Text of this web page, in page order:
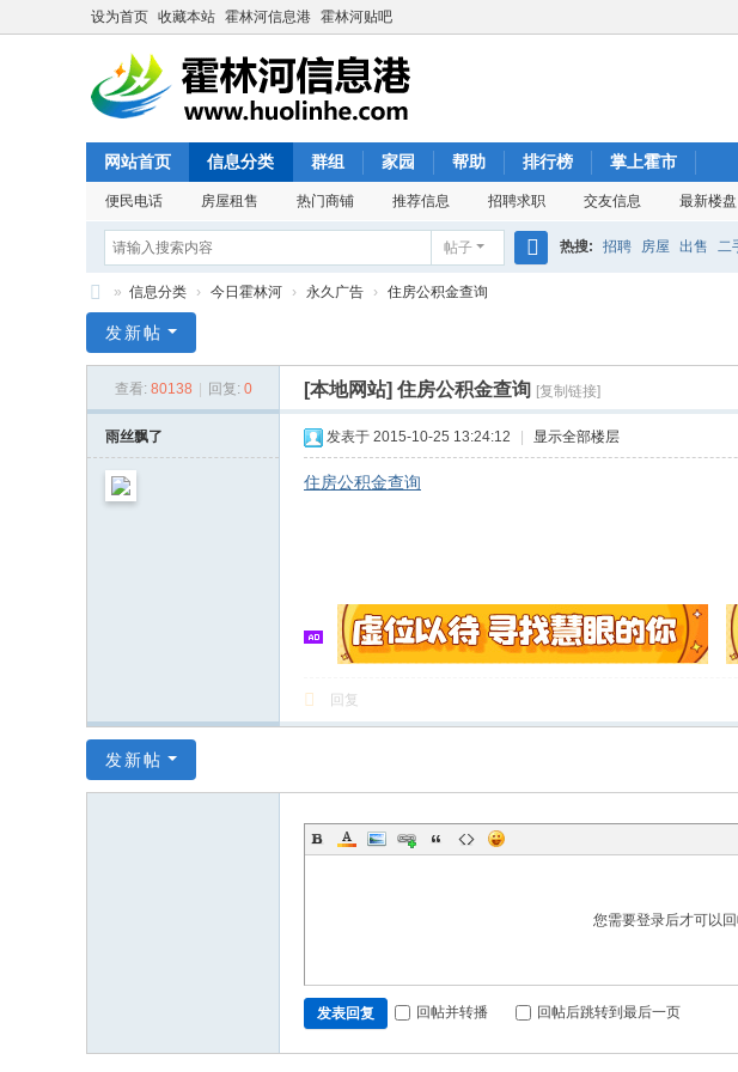
设为首页 收藏本站 霍林河信息港 霍林河贴吧
网站首页 信息分类 群组 家园 帮助 排行榜 掌上霍市
便民电话 房屋租售 热门商铺 推荐信息 招聘求职 交友信息 最新楼盘
帖子 热搜: 招聘 房屋 出售 二
林
» 信息分类 › 今日霍林河 › 永久广告 › 住房公积金查询
发新帖
查看: 80138 回复: 0 [本地网站] 住房公积金查询 [复制链接]
雨丝飘了 发表于 2015-10-25 13:24:12 显示全部楼层
住房公积金查询
回复
发新帖
您需要登录后才可以
发表回复 回帖并转播 回帖后跳转到最后一页